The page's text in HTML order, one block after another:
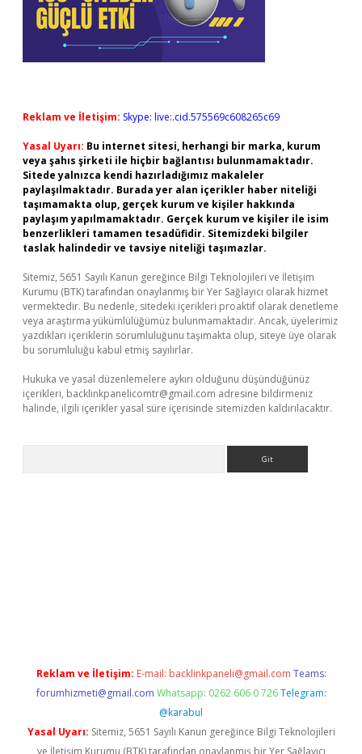
Reklam ve İletişim: Skype: live:.cid.575569c608265c69
Yasal Uyarı: Bu internet sitesi, herhangi bir marka, kurum
veya şahıs şirketi ile hiçbir bağlantısı bulunmamaktadır.
Sitede yalnızca kendi hazırladığımız makaleler
paylaşılmaktadır. Burada yer alan içerikler haber niteliği
taşımamakta olup, gerçek kurum ve kişiler hakkında
paylaşım yapılmamaktadır. Gerçek kurum ve kişiler ile isim
benzerlikleri tamamen tesadüfidir. Sitemizdeki bilgiler
taslak halindedir ve tavsiye niteliği taşımazlar.
Sitemiz, 5651 Sayılı Kanun gereğince Bilgi Teknolojileri ve İletişim
Kurumu (BTK) tarafından onaylanmış bir Yer Sağlayıcı olarak hizmet
vermektedir. Bu nedenle, sitedeki içerikleri proaktif olarak denetleme
veya araştırma yükümlülüğümüz bulunmamaktadır. Ancak, üyelerimiz
yazdıkları içeriklerin sorumluluğunu taşımakta olup, siteye üye olarak
bu sorumluluğu kabul etmiş sayılırlar.
Hukuka ve yasal düzenlemelere aykırı olduğunu düşündüğünüz
içerikleri, backlinkpanelicomtr@gmail.com adresine bildirmeniz
halinde, ilgili içerikler yasal süre içerisinde sitemizden kaldırılacaktır.
Reklam ve İletişim: E-mail: backlinkpaneli@gmail.com Teams:
forumhizmeti@gmail.com Whatsapp: 0262 606 0 726 Telegram:
@karabul
Yasal Uyarı: Sitemiz, 5651 Sayılı Kanun gereğince Bilgi Teknolojileri
ve İletişim Kurumu (BTK) tarafından onaylanmış bir Yer Sağlayıcı